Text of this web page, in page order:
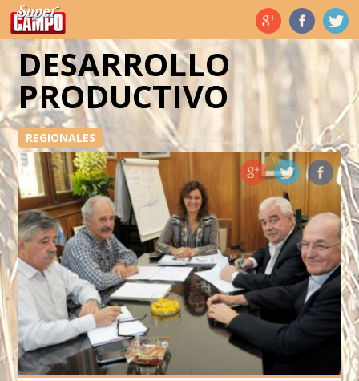
Temas de hoy
DESARROLLO
PRODUCTIVO
REGIONALES